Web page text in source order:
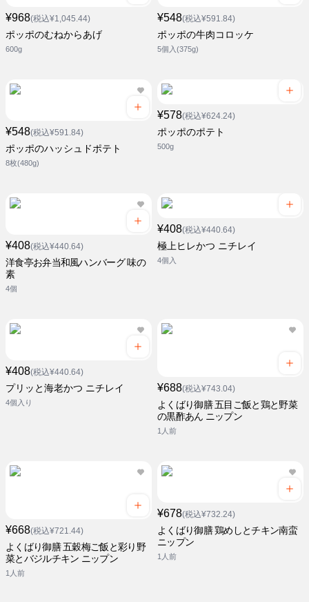
¥968(税込¥1,045.44)
ポッポのむねからあげ
600g
¥548(税込¥591.84)
ポッポの牛肉コロッケ
5個入(375g)
¥548(税込¥591.84)
ポッポのハッシュドポテト
8枚(480g)
¥578(税込¥624.24)
ポッポのポテト
500g
¥408(税込¥440.64)
洋食亭お弁当和風ハンバーグ 味の
素
4個
¥408(税込¥440.64)
極上ヒレかつ ニチレイ
4個入
¥408(税込¥440.64)
プリッと海老かつ ニチレイ
4個入り
¥688(税込¥743.04)
よくばり御膳 五目ご飯と鶏と野菜
の黒酢あん ニップン
1人前
¥668(税込¥721.44)
よくばり御膳 五穀梅ご飯と彩り野
菜とバジルチキン ニップン
1人前
¥678(税込¥732.24)
よくばり御膳 鶏めしとチキン南蛮
ニップン
1人前